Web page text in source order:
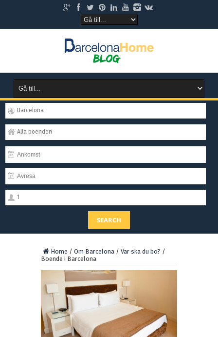
Barcelona
Alla boenden
1
SEARCH
Home / Om Barcelona / Var ska du bo? /
Boende i Barcelona